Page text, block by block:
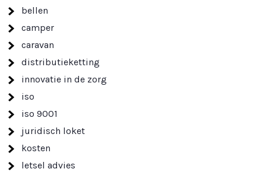
bellen
camper
caravan
distributieketting
innovatie in de zorg
iso
iso 9001
juridisch loket
kosten
letsel advies